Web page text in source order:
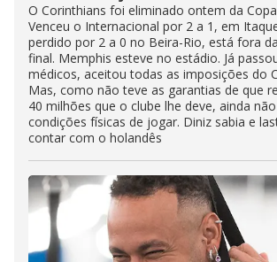
O Corinthians foi eliminado ontem da
Venceu o Internacional por 2 a 1, em
perdido por 2 a 0 no Beira-Rio, está fora
final. Memphis esteve no estádio. Já
médicos, aceitou todas as imposições do
Mas, como não teve as garantias de que
40 milhões que o clube lhe deve, ainda
condições físicas de jogar. Diniz sabia e
contar com o holandês